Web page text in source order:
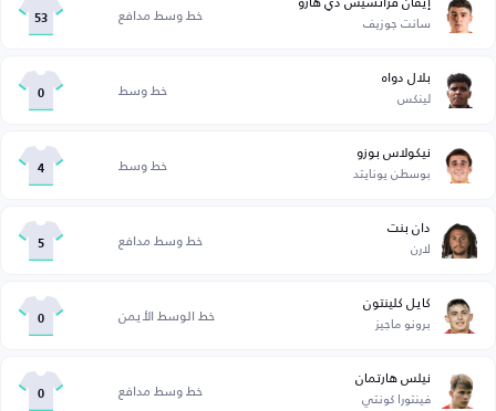
سانت جوزيف خط وسط مدافع 53
بلال دواه
لينكس خط وسط 0
نيكولاس بوزو
بوسطن يونايتد خط وسط 4
دان بنت
لارن خط وسط مدافع 5
كايل كلينتون
برونو ماجيز خط الوسط الأيمن 0
نيلس هارتمان
فينتورا كونتي خط وسط مدافع 0